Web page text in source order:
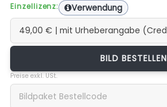
Einzellizenz: Verwendung
BILD BESTELLEN
Preise exkl. USt.